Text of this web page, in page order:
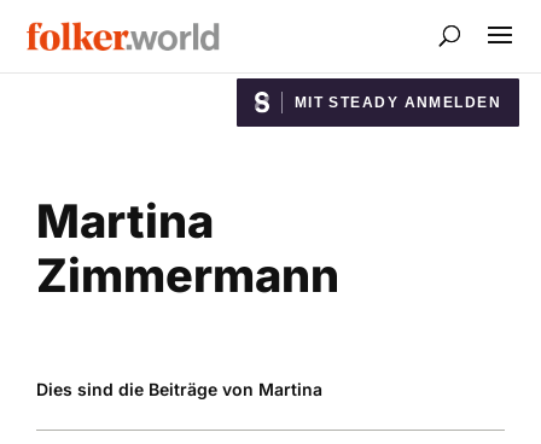
MIT STEADY ANMELDEN
Martina
Zimmermann
Dies sind die Beiträge von Martina